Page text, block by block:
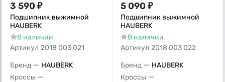
3 590 ₽
Подшипник выжимной
HAUBERK
В наличии
Артикул 2018 003 021
Бренд — HAUBERK
Кроссы —
5 090 ₽
Подшипник выжимной
HAUBERK
В наличии
Артикул 2018 003 022
Бренд — HAUBERK
Кроссы —